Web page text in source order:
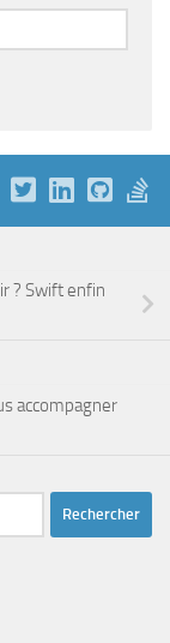
? Swift enfin
accompagner